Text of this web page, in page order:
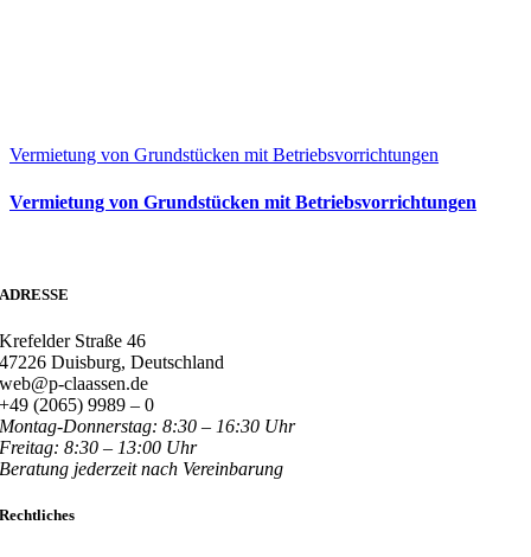
Vermietung von Grundstücken mit Betriebsvorrichtungen
Vermietung von Grundstücken mit Betriebsvorrichtungen
ADRESSE
Krefelder Straße 46
47226 Duisburg, Deutschland
web@p-claassen.de
+49 (2065) 9989 – 0
Montag-Donnerstag: 8:30 – 16:30 Uhr
Freitag: 8:30 – 13:00 Uhr
Beratung jederzeit nach Vereinbarung
Rechtliches